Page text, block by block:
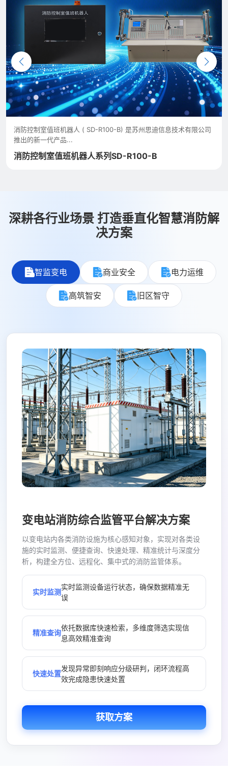
消防控制室值班机器人协议式主机是苏州思迪信息技术有限公司推出
的新一代消控室值班机...
消防控制室值班机器人系列SD-RQ200-V
深耕各行业场景 打造垂直化智慧消防解
决方案
智监变电 商业安全 电力运维
高筑智安 旧区智守
变电站消防综合监管平台解决方案
以变电站内各类消防设施为核心感知对象，实现对各类设
施的实时监测、便捷查询、快速处理、精准统计与深度分
析，构建全方位、远程化、集中式的消防监管体系。
实时监测
实时监测设备运行状态，确保数据精准无
误
精准查询
依托数据库快速检索，多维度筛选实现信
息高效精准查询
快速处置
发现异常即刻响应分级研判，闭环流程高
效完成隐患快速处置
获取方案